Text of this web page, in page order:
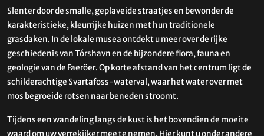
Slenter door de smalle, geplaveide straatjes en bewonder de
karakteristieke, kleurrijke huizen met hun traditionele
grasdaken. In de lokale musea ontdekt u meer over de rijke
geschiedenis van Tórshavn en de bijzondere flora, fauna en
geologie van de Faeröer. Op korte afstand van het centrum ligt de
schilderachtige Svartafoss-waterval, waar het water over met
mos begroeide rotsen naar beneden stroomt.
Tijdens een wandeling langs de kust is het bovendien de moeite
waard om uw verrekijker mee te nemen. Hier kunt u onder andere